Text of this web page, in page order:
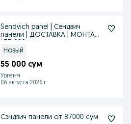
Sendvich panel | Сендвич
панели | ДОСТАВКА | МОНТАЖ
Новый
55 000 сум
Ургенч
06 августа 2026 г.
Сэндвич панели от 87000 сум